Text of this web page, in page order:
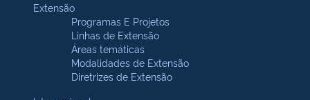
Extensão
Programas E Projetos
Linhas de Extensão
Áreas temáticas
Modalidades de Extensão
Diretrizes de Extensão